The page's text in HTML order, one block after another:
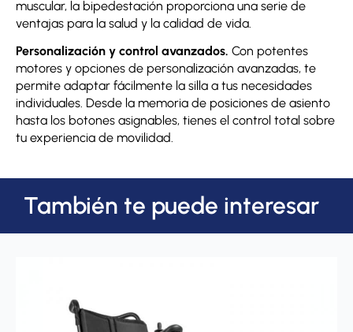
muscular, la bipedestación proporciona una serie de
ventajas para la salud y la calidad de vida.
Personalización y control avanzados. Con potentes
motores y opciones de personalización avanzadas, te
permite adaptar fácilmente la silla a tus necesidades
individuales. Desde la memoria de posiciones de asiento
hasta los botones asignables, tienes el control total sobre
tu experiencia de movilidad.
También te puede interesar